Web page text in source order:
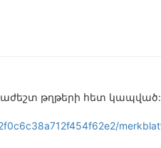
թղթերի հետ կապված: